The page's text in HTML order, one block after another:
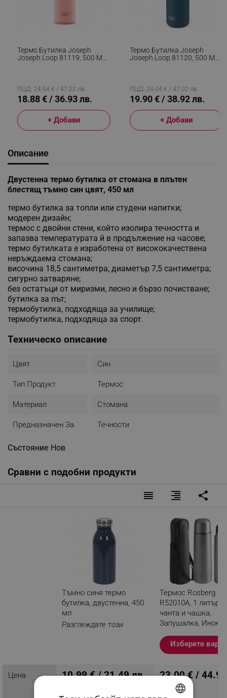
Термо Бутилка Joseph
Joseph Loop 81119, 500 Мл,
ПЦД: 24.04 € / 47.02 лв.
18.88 € / 36.93 лв.
+ Добави
Термо Бутилка Joseph
Joseph Loop 81120, 500 Мл,
ПЦД: 24.04 € / 47.02 лв.
19.90 € / 38.92 лв.
+ Добави
Описание
Двустенна термо бутилка от стомана в плътен
блестящ тъмно син цвят, 450 мл
термо бутилка за топли или студени напитки;
модерен дизайн;
термос с двойни стени, който изолира течността и
запазва температурата й в продължение на часове;
термо бутилката е изработена от висококачествена
неръждаема стомана;
височина 18,5 сантиметра, диаметър 7,5 сантиметра;
сигурно затваряне;
без остатъци от миризми, лесно и бързо почистване;
бутилка за път;
термобутилка, подходяща за училище;
термобутилка, подходяща за спорт.
Техническо описание
Цвят Син
Тип Продукт Термос
Материал Стомана
Предназначен За Течности
Състояние Нов
Сравни с подобни продукти
reorder format_align_right share
Тъмно синя термо
бутилка, двустенна, 450
мл
Разглеждате този
Термос Rosberg
R52010A, 1 литър,
чанта и чашка,
Запушалка, Инокс
Изберете
Цена 10.99 € / 21.49 лв. 23.00 € /